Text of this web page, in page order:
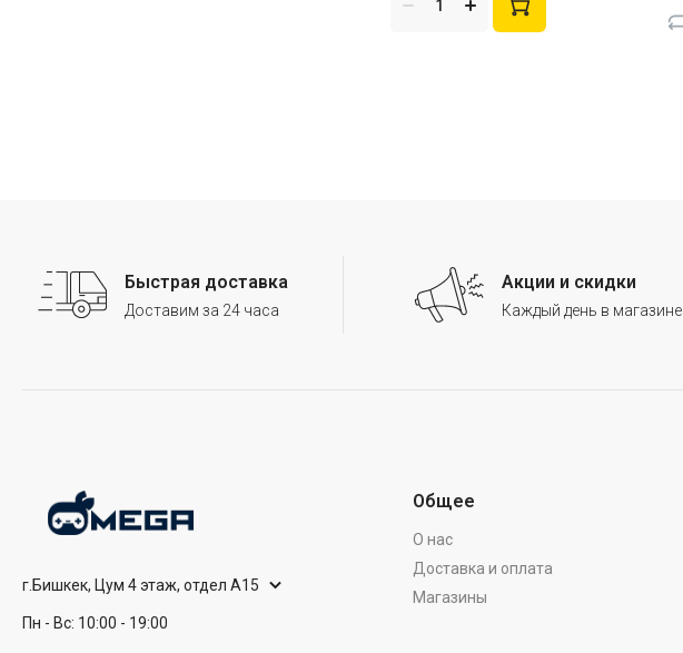
Быстрая доставка
Доставим за 24 часа
Акции и скидки
Каждый день в магазине
г.Бишкек, Цум 4 этаж, отдел А15
Пн - Вс: 10:00 - 19:00
Общее
О нас
Доставка и оплата
Магазины